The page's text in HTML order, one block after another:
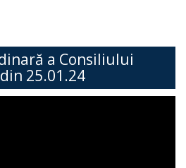
a Consiliului
25.01.24